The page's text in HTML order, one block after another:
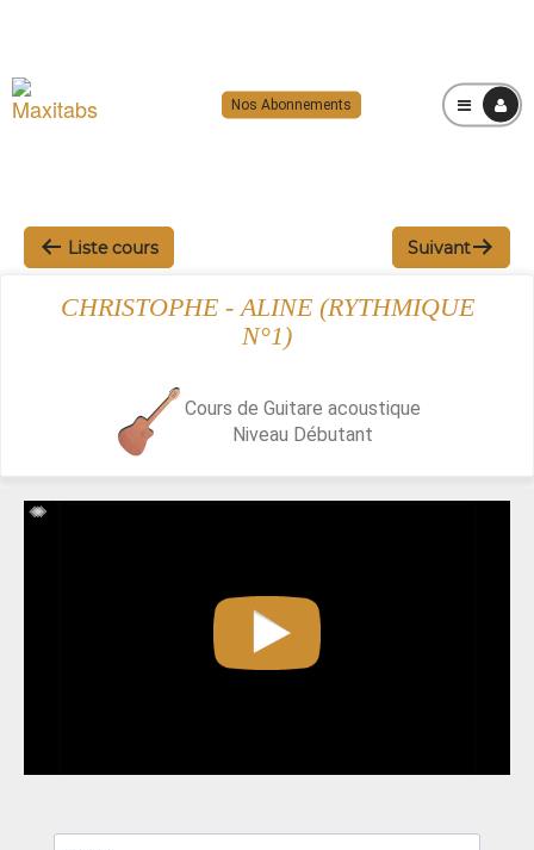
Nos Abonnements MENU
Liste cours Suivant
CHRISTOPHE - ALINE (RYTHMIQUE
N°1)
Cours de Guitare acoustique
Niveau Débutant